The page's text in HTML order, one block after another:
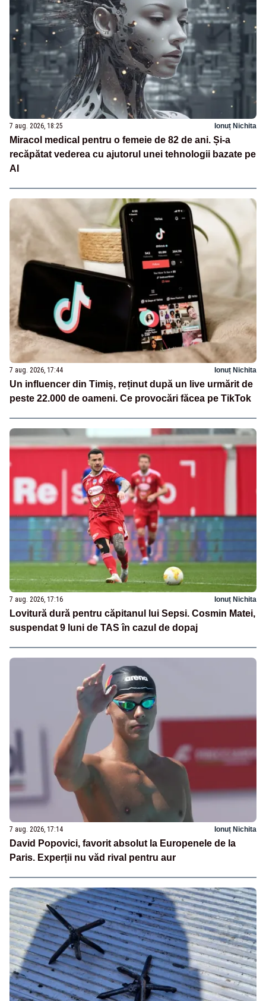
7 aug. 2026, 18:25 Ionuț Nichita
Miracol medical pentru o femeie de 82 de ani. Și-a
recăpătat vederea cu ajutorul unei tehnologii bazate pe
AI
7 aug. 2026, 17:44 Ionuț Nichita
Un influencer din Timiș, reținut după un live urmărit de
peste 22.000 de oameni. Ce provocări făcea pe TikTok
7 aug. 2026, 17:16 Ionuț Nichita
Lovitură dură pentru căpitanul lui Sepsi. Cosmin Matei,
suspendat 9 luni de TAS în cazul de dopaj
7 aug. 2026, 17:14 Ionuț Nichita
David Popovici, favorit absolut la Europenele de la
Paris. Experții nu văd rival pentru aur